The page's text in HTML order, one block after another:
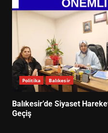
Politika Balıkesir
Balıkesir’de Siyaset
Geçiş